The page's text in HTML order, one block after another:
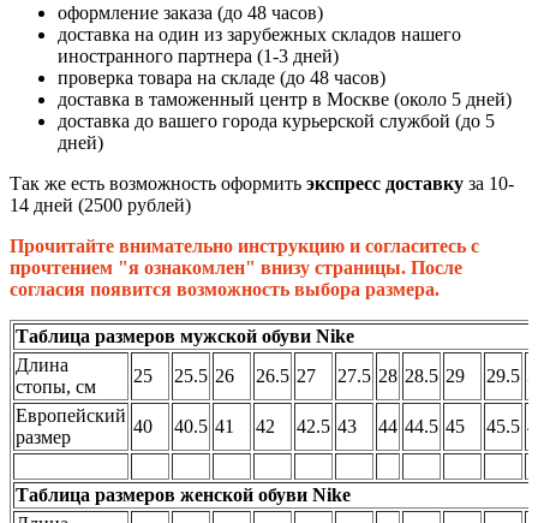
оформление заказа (до 48 часов)
доставка на один из зарубежных складов нашего
иностранного партнера (1-3 дней)
проверка товара на складе (до 48 часов)
доставка в таможенный центр в Москве (около 5 дней)
доставка до вашего города курьерской службой (до 5
дней)
Так же есть возможность оформить экспресс доставку за 10-
14 дней (2500 рублей)
Прочитайте внимательно инструкцию и согласитесь с
прочтением "я ознакомлен" внизу страницы. После
согласия появится возможность выбора размера.
Таблица размеров мужской обуви Nike
Длина
стопы, см
25 25.5 26 26.5 27 27.5 28 28.5 29 29.5
Европейский
размер
40 40.5 41 42 42.5 43 44 44.5 45 45.5
Таблица размеров женской обуви Nike